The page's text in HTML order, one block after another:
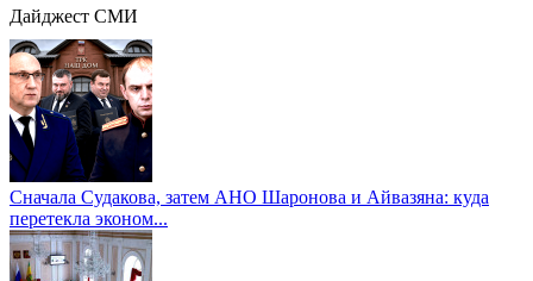
Дайджест СМИ
Сначала Судакова, затем АНО Шаронова и Айвазяна: куда
перетекла эконом...